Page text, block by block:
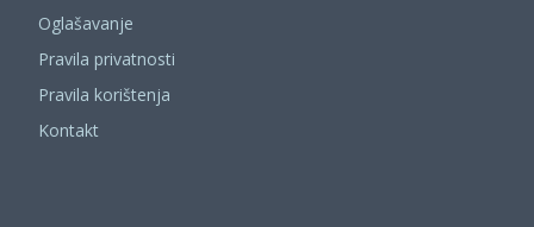
Oglašavanje
Pravila privatnosti
Pravila korištenja
Kontakt